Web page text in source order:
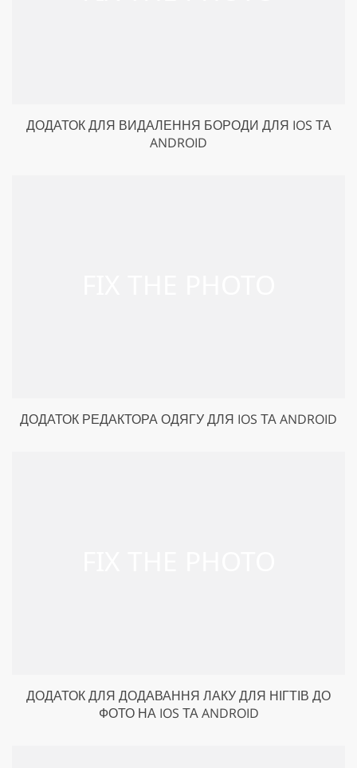
ДОДАТОК ДЛЯ ВИДАЛЕННЯ БОРОДИ ДЛЯ IOS ТА
ANDROID
ДОДАТОК РЕДАКТОРА ОДЯГУ ДЛЯ IOS ТА ANDROID
ДОДАТОК ДЛЯ ДОДАВАННЯ ЛАКУ ДЛЯ НІГТІВ ДО
ФОТО НА IOS ТА ANDROID